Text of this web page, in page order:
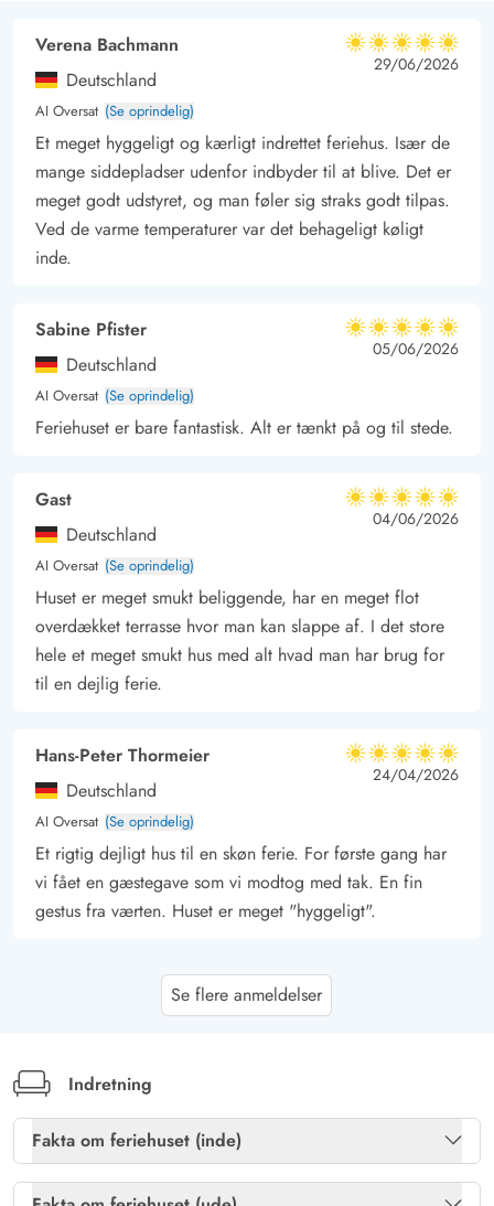
lækkert feriemåltid i havemøblerne.
Midt i naturen - tæt på Vesterhavet
Fra sommerhuset på Højsvej 11 har I kun 3 kilometer til det
brusende Vesterhav, som altid er et besøg værd uanset
årstiden. Her kan I blive blæst igennem og finde rav på en
efterårsdag, eller bade i bølgerne og nyde solens varme på en
sommerdag.
Beliggenheden i
skoven, plantagen eller langs heden.
Verena Bachmann
Deutschland
AI Oversat (Se oprindelig)
5 ud af 5
5 ud af 5
5 out of 5
29/06/2026
Et meget hyggeligt og kærligt indrettet feriehus. Især de
mange siddepladser udenfor indbyder til at blive. Det er
meget godt udstyret, og man føler sig straks godt tilpas.
Ved de varme temperaturer var det behageligt køligt
inde.
Sabine Pfister
Deutschland
AI Oversat (Se oprindelig)
5 ud af 5
5 ud af 5
5 out of 5
05/06/2026
Feriehuset er bare fantastisk. Alt er tænkt på og til stede.
Gast
Deutschland
AI Oversat (Se oprindelig)
5 ud af 5
5 ud af 5
5 out of 5
04/06/2026
Huset er meget smukt beliggende, har en meget flot
overdækket terrasse hvor man kan slappe af. I det store
hele et meget smukt hus med alt hvad man har brug for
til en dejlig ferie.
Hans-Peter Thormeier
Deutschland
AI Oversat (Se oprindelig)
5 ud af 5
5 ud af 5
5 out of 5
24/04/2026
Et rigtig dejligt hus til en skøn ferie. For første gang har
vi fået en gæstegave som vi modtog med tak. En fin
gestus fra værten. Huset er meget "hyggeligt".
Et rent feriehus til 2 personer og maks 2 små børn. Om
isoleret og varmepumpe befinder sig i soveværelset -
dernæst kommer gangen og først derefter stuen, og
ingen ønsker vel at lade varmepumpen køre natten over
Se flere anmeldelser
Indretning
Fakta om feriehuset (inde)
Brændeovn
Ja